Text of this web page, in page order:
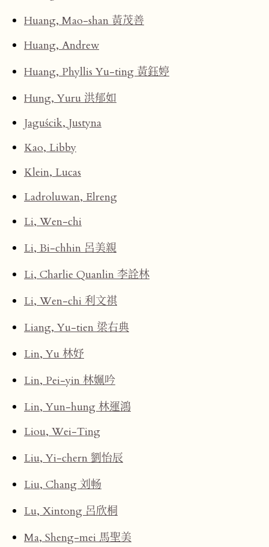
Huang, Mao-shan 黃茂善
Huang, Andrew
Huang, Phyllis Yu-ting 黃鈺婷
Hung, Yuru 洪郁如
Jaguścik, Justyna
Kao, Libby
Klein, Lucas
Ladroluwan, Elreng
Li, Wen-chi
Li, Bi-chhin 呂美親
Li, Charlie Quanlin 李詮林
Li, Wen-chi 利文祺
Liang, Yu-tien 梁右典
Lin, Yu 林妤
Lin, Pei-yin 林姵吟
Lin, Yun-hung 林運鴻
Liou, Wei-Ting
Liu, Yi-chern 劉怡辰
Liu, Chang 刘畅
Lu, Xintong 呂欣桐
Ma, Sheng-mei 馬聖美